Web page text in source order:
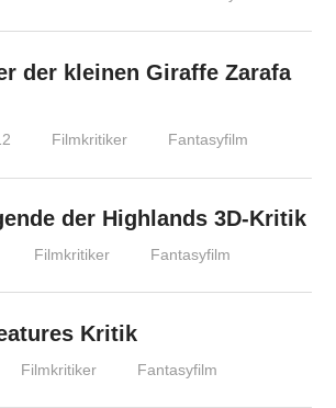
der kleinen Giraffe Zarafa
Filmkritiker Fantasyfilm
der Highlands 3D-Kritik
Filmkritiker Fantasyfilm
Kritik
Filmkritiker Fantasyfilm